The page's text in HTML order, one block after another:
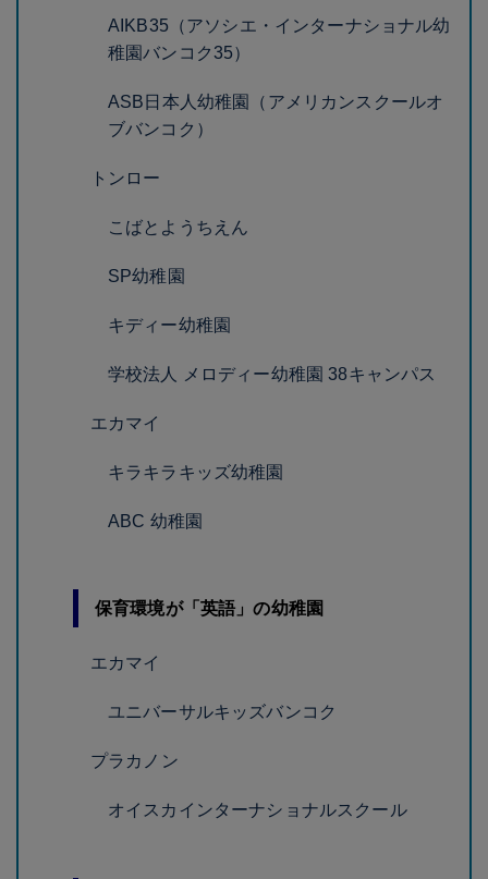
AIKB35（アソシエ・インターナショナル幼
稚園バンコク35）
ASB日本人幼稚園（アメリカンスクールオ
ブバンコク）
トンロー
こばとようちえん
SP幼稚園
キディー幼稚園
学校法人 メロディー幼稚園 38キャンパス
エカマイ
キラキラキッズ幼稚園
ABC 幼稚園
保育環境が「英語」の幼稚園
エカマイ
ユニバーサルキッズバンコク
プラカノン
オイスカインターナショナルスクール